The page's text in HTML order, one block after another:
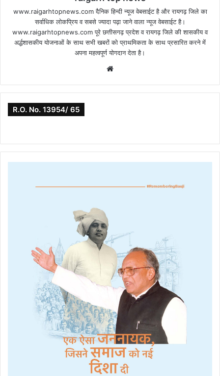
www.raigarhtopnews.com दैनिक हिन्दी न्यूज वेबसाईट है और रायगढ़ जिले का
सर्वाधिक लोकप्रिय व सबसे ज्यादा पढ़ा जाने वाला न्यूज वेबसाईट है।
www.raigarhtopnews.com पूरे छत्तीसगढ़ प्रदेश व रायगढ़ जिले की शासकीय व
अर्द्धशासकीय योजनाओं के साथ सभी खबरों को प्राथमिकता के साथ प्रसारित करने में
अपना महत्वपूर्ण योगदान देता है।
R.O. No. 13954/ 65